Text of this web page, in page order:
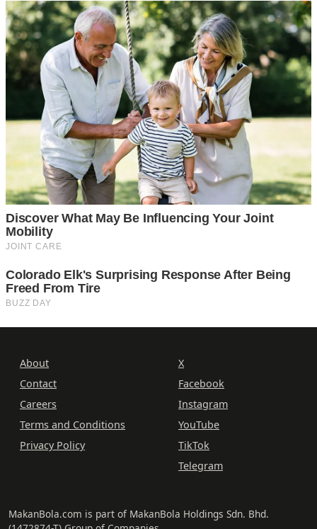
About
Contact
Careers
Terms and Conditions
Privacy Policy
X
Facebook
Instagram
YouTube
TikTok
Telegram
MakanBola.com is part of MakanBola Holdings Sdn. Bhd.